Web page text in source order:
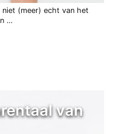
(meer) echt van het
…
van